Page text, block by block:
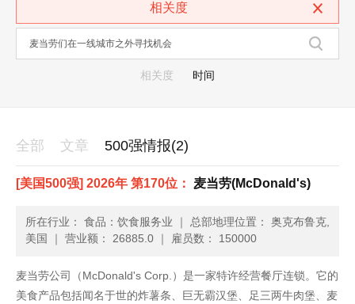
中国最具影响力商界女性
相关度
相关度 时间
全部 文章 500强情报(2)
[美国500强] 2026年 第170位： 麦当劳(McDonald's)
所在行业： 食品：饮食服务业 ｜ 总部地理位置： 奥克布鲁克,
美国
｜ 营业额： 26885.0 ｜ 雇员数： 150000
麦当劳公司（McDonald's Corp.）是一家特许经营餐厅连锁。它的
美食产品包括闻名于世的炸薯条、巨无霸汉堡、足三两牛肉堡、麦